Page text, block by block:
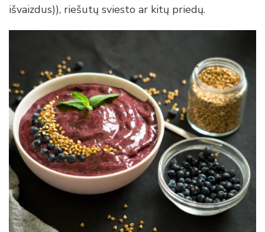
išvaizdus)), riešutų sviesto ar kitų priedų.